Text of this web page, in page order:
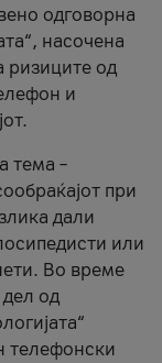
одговорна
насочена
ризиците од
и
тема –
при
дали
или
Во време
од
телефонски